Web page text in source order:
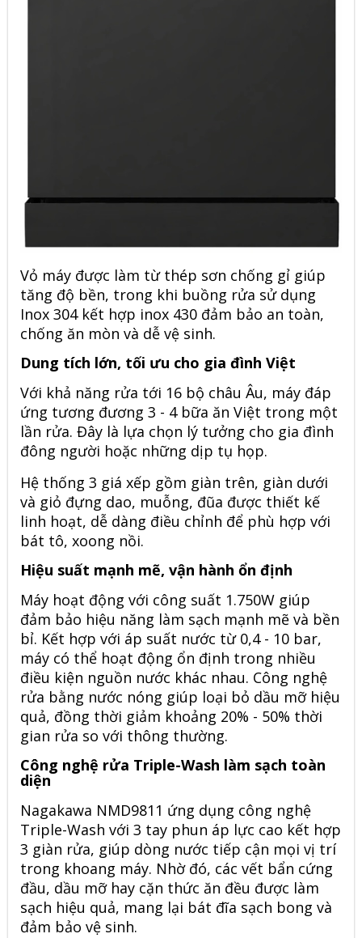
Vỏ máy được làm từ thép sơn chống gỉ giúp
tăng độ bền, trong khi buồng rửa sử dụng
Inox 304 kết hợp inox 430 đảm bảo an toàn,
chống ăn mòn và dễ vệ sinh.
Dung tích lớn, tối ưu cho gia đình Việt
Với khả năng rửa tới 16 bộ châu Âu, máy đáp
ứng tương đương 3 - 4 bữa ăn Việt trong một
lần rửa. Đây là lựa chọn lý tưởng cho gia đình
đông người hoặc những dịp tụ họp.
Hệ thống 3 giá xếp gồm giàn trên, giàn dưới
và giỏ đựng dao, muỗng, đũa được thiết kế
linh hoạt, dễ dàng điều chỉnh để phù hợp với
bát tô, xoong nồi.
Hiệu suất mạnh mẽ, vận hành ổn định
Máy hoạt động với công suất 1.750W giúp
đảm bảo hiệu năng làm sạch mạnh mẽ và bền
bỉ. Kết hợp với áp suất nước từ 0,4 - 10 bar,
máy có thể hoạt động ổn định trong nhiều
điều kiện nguồn nước khác nhau. Công nghệ
rửa bằng nước nóng giúp loại bỏ dầu mỡ hiệu
quả, đồng thời giảm khoảng 20% - 50% thời
gian rửa so với thông thường.
Công nghệ rửa Triple-Wash làm sạch toàn
diện
Nagakawa NMD9811 ứng dụng công nghệ
Triple-Wash với 3 tay phun áp lực cao kết hợp
3 giàn rửa, giúp dòng nước tiếp cận mọi vị trí
trong khoang máy. Nhờ đó, các vết bẩn cứng
đầu, dầu mỡ hay cặn thức ăn đều được làm
sạch hiệu quả, mang lại bát đĩa sạch bong và
đảm bảo vệ sinh.